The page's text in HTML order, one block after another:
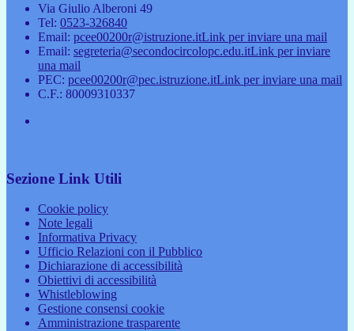
Via Giulio Alberoni 49
Tel: 0523-326840
Email: pcee00200r@istruzione.itLink per inviare una mail
Email: segreteria@secondocircolopc.edu.itLink per inviare
una mail
PEC: pcee00200r@pec.istruzione.itLink per inviare una mail
C.F.: 80009310337
Sezione Link Utili
Cookie policy
Note legali
Informativa Privacy
Ufficio Relazioni con il Pubblico
Dichiarazione di accessibilità
Obiettivi di accessibilità
Whistleblowing
Gestione consensi cookie
Amministrazione trasparente